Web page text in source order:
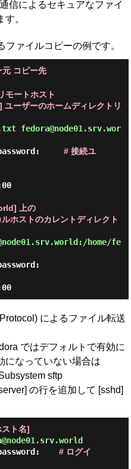
信によるセキュアなファイ
。
ァイルコピーの例です。
コピー先
モートホスト
ーザーのホームディレクトリ
fedora@node01.srv.wor
password: # 接続ユ
上の
ホストのカレントディレクト
home/fe
100%   10     0.0KB/s   00:00
によるファイル転送
ではデフォルトで有効に
になっていない場合は
sftp
の行を追加して [sshd]
ト名]
password: # ログイ